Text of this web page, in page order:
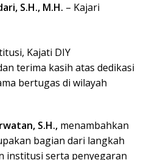
S.H., M.H. – Kajari
Kajati DIY
terima kasih atas dedikasi
bertugas di wilayah
S.H., menambahkan
bagian dari langkah
institusi serta penyegaran